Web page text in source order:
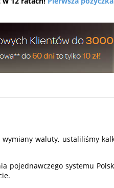
waluty, ustaliliśmy
pojednawczego systemu